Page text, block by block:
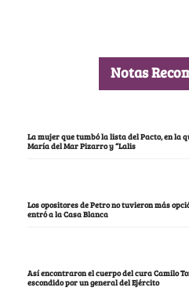
Notas
La mujer que tumbó la lista del Pacto, en la
María del Mar Pizarro y “Lalis
Los opositores de Petro no tuvieron más
entró a la Casa Blanca
Así encontraron el cuerpo del cura Camilo
escondido por un general del Ejército